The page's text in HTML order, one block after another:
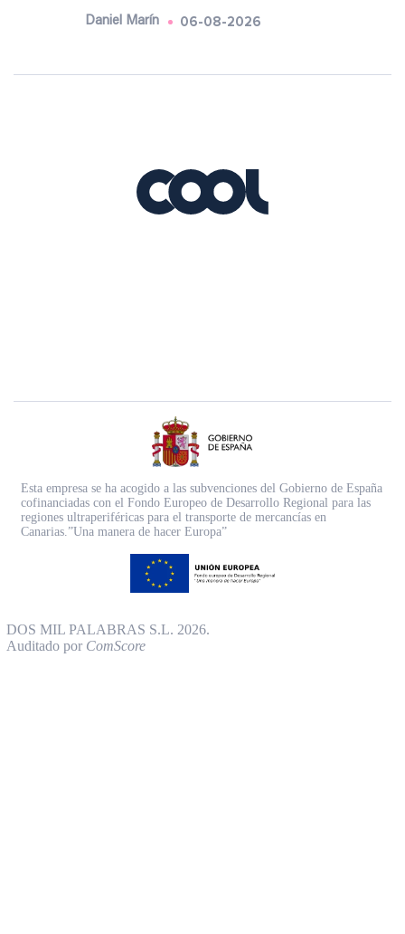
Daniel Marín 06-08-2026
Esta empresa se ha acogido a las subvenciones del Gobierno de España
cofinanciadas con el Fondo Europeo de Desarrollo Regional para las
regiones ultraperiféricas para el transporte de mercancías en
Canarias.”Una manera de hacer Europa”
DOS MIL PALABRAS S.L. 2026.
Auditado por ComScore